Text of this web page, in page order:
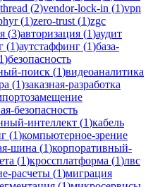
thread (2)vendor-lock-in (1)vpn
(1)zero-trust (1)zgc
(3)авторизация (1)аудит
(1)аутстаффинг (1)база-
1)безопасность
поиск (1)видеоаналитика
(1)заказная-разработка
безопасность
интеллект (1)кабель
(1)компьютерное-зрение
шина (1)корпоративный-
(1)кроссплатформа (1)лвс
расчеты (1)миграция